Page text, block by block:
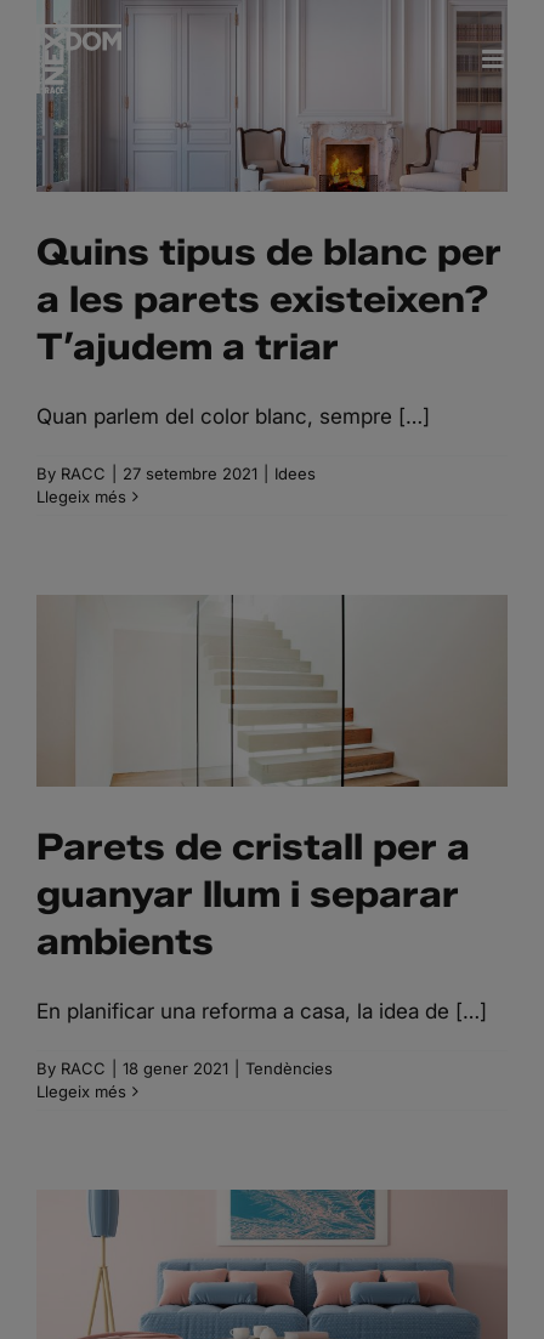
content
QUINS TIPUS DE BLANC
EXISTEIXEN? T’AJUDEM
A TRIAR
Quins tipus de blanc per
a les parets existeixen?
T’ajudem a triar
Quan parlem del color blanc, sempre […]
By RACC 27 setembre 2021
Idees
Llegeix més
PARETS DE CRISTALL PER
A GUANYAR LLUM I
SEPARAR AMBIENTS
Parets de cristall per a
guanyar llum i separar
ambients
En planificar una reforma a casa, la idea de […]
By RACC 18 gener 2021
Tendències
Llegeix més
PARETS EN COLOR
PASTEL: COM POTS
INCLOURE’LS EN LA TEVA